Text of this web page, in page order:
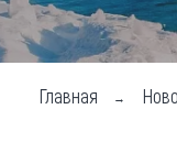
Чем заняться
Главная